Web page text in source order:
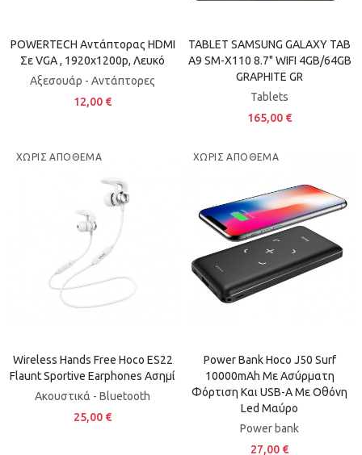
POWERTECH Αντάπτορας HDMI
Σε VGA , 1920x1200p, Λευκό
Aξεσουάρ - Αντάπτορες
12,00 €
TABLET SAMSUNG GALAXY TAB
A9 SM-X110 8.7" WIFI 4GB/64GB
GRAPHITE GR
Tablets
165,00 €
ΧΩΡΊΣ ΑΠΌΘΕΜΑ
Wireless Hands Free Hoco ES22
Flaunt Sportive Earphones Ασημί
Ακουστικά - Bluetooth
25,00 €
ΧΩΡΊΣ ΑΠΌΘΕΜΑ
Power Bank Hoco J50 Surf
10000mAh Με Ασύρματη
Φόρτιση Και USB-A Με Οθόνη
Led Μαύρο
Power bank
27,00 €